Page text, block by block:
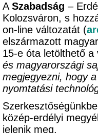
A Szabadság –
Kolozsváron, s
on-line változatát (
elszármazott
15-e óta letölthető a
és magyarországi
megjegyezni, hogy
nyomtatási
közép-erdélyi
jelenik meg.